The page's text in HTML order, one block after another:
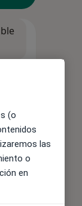
(o
las
o
en